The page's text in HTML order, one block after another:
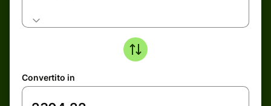
Convertito in